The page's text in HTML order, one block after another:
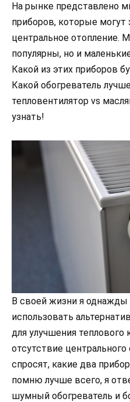
На рынке представлено
приборов, которые могут
центральное отопление.
популярны, но и
Какой из этих приборов
Какой обогреватель
тепловентилятор vs
узнать!
В своей жизни я
использовать
для улучшения
отсутствие
спросят, какие два
помню лучше всего, я
шумный обогреватель и